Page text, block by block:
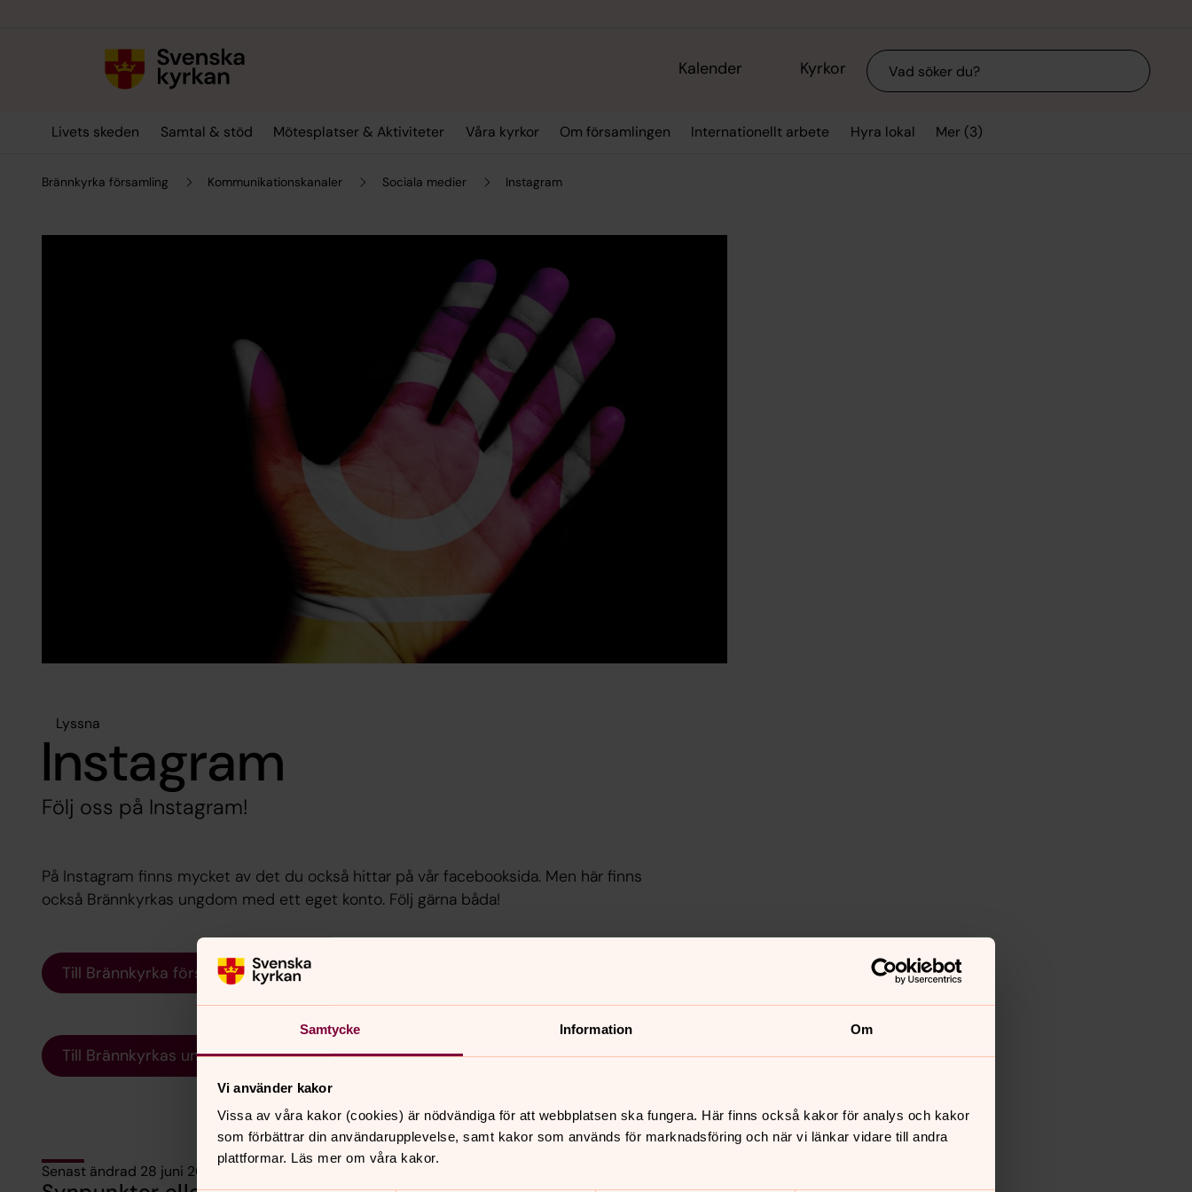
Samtycke Information Om
Vi använder kakor
Vissa av våra kakor (cookies) är nödvändiga för att webbplatsen ska fungera. Här finns också kakor för analys och kakor
som förbättrar din användarupplevelse, samt kakor som används för marknadsföring och när vi länkar vidare till andra
plattformar. Läs mer om våra kakor.
Kalender Kyrkor Sök
Livets skeden Samtal & stöd Mötesplatser & Aktiviteter Våra kyrkor Om församlingen Internationellt arbete Hyra lokal Mer (3)
Brännkyrka församling Kommunikationskanaler Sociala medier Instagram
Lyssna
Instagram
Följ oss på Instagram!
På Instagram finns mycket av det du också hittar på vår facebooksida. Men här finns
också Brännkyrkas ungdom med ett eget konto. Följ gärna båda!
Till Brännkyrka församling på Instagram!
Till Brännkyrkas ungdom på Instagram!
Senast ändrad 28 juni 2026